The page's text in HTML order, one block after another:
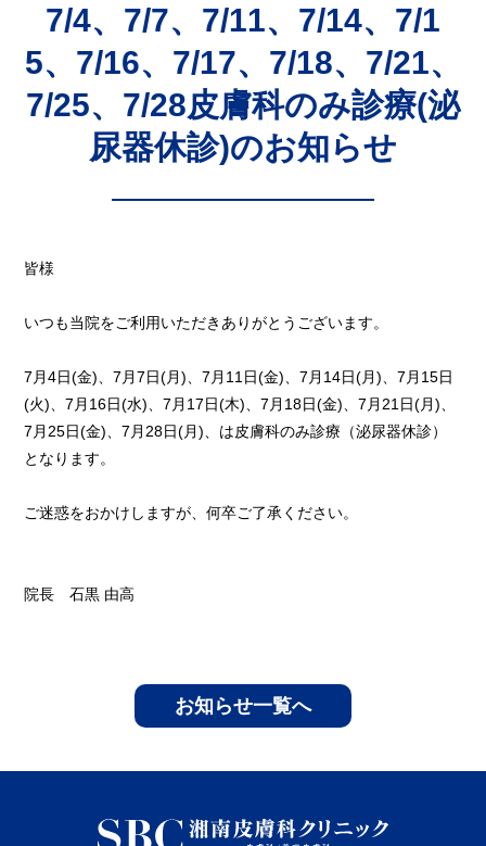
7/4、7/7、7/11、7/14、7/1
5、7/16、7/17、7/18、7/21、
7/25、7/28皮膚科のみ診療(泌
尿器休診)のお知らせ
皆様
いつも当院をご利用いただきありがとうございます。
7月4日(金)、7月7日(月)、7月11日(金)、7月14日(月)、7月15日
(火)、7月16日(水)、7月17日(木)、7月18日(金)、7月21日(月)、
7月25日(金)、7月28日(月)、は皮膚科のみ診療（泌尿器休診）
となります。
ご迷惑をおかけしますが、何卒ご了承ください。
院長 石黒 由高
お知らせ一覧へ